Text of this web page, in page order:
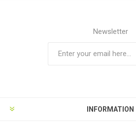
Newsletter
INFORMATION